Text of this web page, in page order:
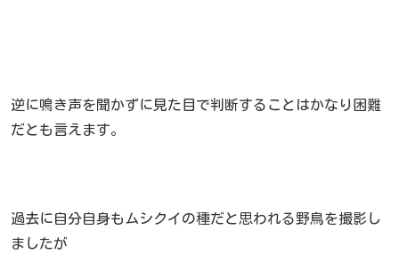
逆に鳴き声を聞かずに見た目で判断することはかなり困難
だとも言えます。
過去に自分自身もムシクイの種だと思われる野鳥を撮影し
ましたが